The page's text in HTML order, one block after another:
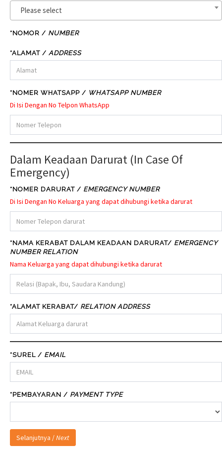
Please select
*NOMOR / NUMBER
*ALAMAT / ADDRESS
*NOMER WHATSAPP / WHATSAPP NUMBER
Di Isi Dengan No Telpon WhatsApp
Dalam Keadaan Darurat (In Case Of
Emergency)
*NOMER DARURAT / EMERGENCY NUMBER
Di Isi Dengan No Keluarga yang dapat dihubungi ketika darurat
*NAMA KERABAT DALAM KEADAAN DARURAT/ EMERGENCY
NUMBER RELATION
Nama Keluarga yang dapat dihubungi ketika darurat
*ALAMAT KERABAT/ RELATION ADDRESS
*SUREL / EMAIL
*PEMBAYARAN / PAYMENT TYPE
Selanjutnya /Next